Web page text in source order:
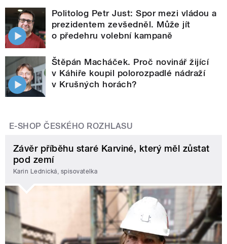
Politolog Petr Just: Spor mezi vládou a
prezidentem zevšedněl. Může jít
o předehru volební kampaně
Štěpán Macháček. Proč novinář žijící
v Káhiře koupil polorozpadlé nádraží
v Krušných horách?
E-SHOP ČESKÉHO ROZHLASU
Závěr příběhu staré Karviné, který měl zůstat
pod zemí
Karin Lednická, spisovatelka